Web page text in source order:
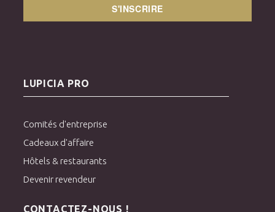
S'INSCRIRE
LUPICIA PRO
Comités d'entreprise
Cadeaux d'affaire
Hôtels & restaurants
Devenir revendeur
CONTACTEZ-NOUS !